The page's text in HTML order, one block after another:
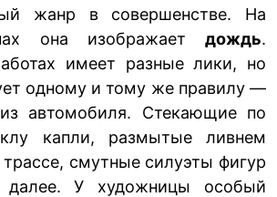
жанр в совершенстве. На
она изображает дождь.
имеет разные лики, но
одному и тому же правилу —
автомобиля. Стекающие по
капли, размытые ливнем
смутные силуэты фигур
У художницы особый